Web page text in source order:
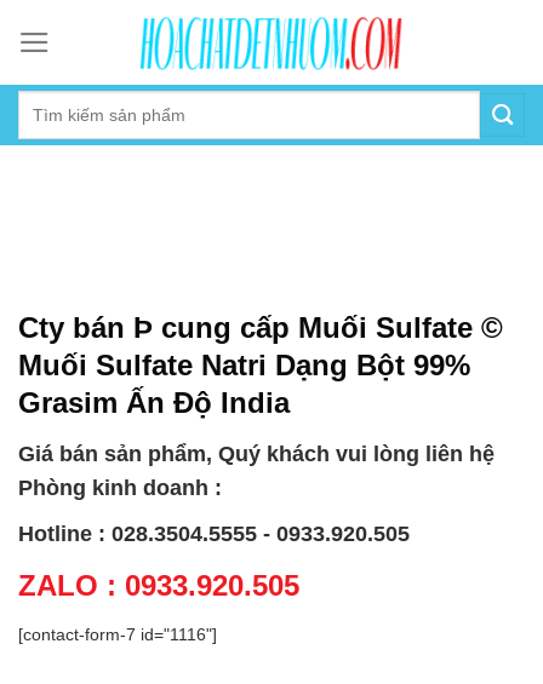
content
Cty bán Þ cung cấp Muối Sulfate ©
Muối Sulfate Natri Dạng Bột 99%
Grasim Ấn Độ India
Giá bán sản phẩm, Quý khách vui lòng liên hệ
Phòng kinh doanh :
Hotline : 028.3504.5555 - 0933.920.505
ZALO : 0933.920.505
[contact-form-7 id="1116"]